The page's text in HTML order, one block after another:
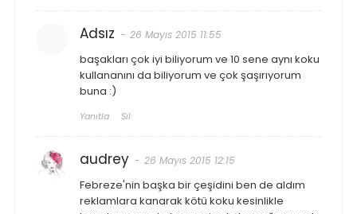
Adsız 26 Mayıs 2015 11:55
başakları çok iyi biliyorum ve 10 sene aynı koku
kullananını da biliyorum ve çok şaşırıyorum
buna :)
Yanıtla Sil
audrey 26 Mayıs 2015 12:15
Febreze'nin başka bir çeşidini ben de aldım
reklamlara kanarak kötü koku kesinlikle